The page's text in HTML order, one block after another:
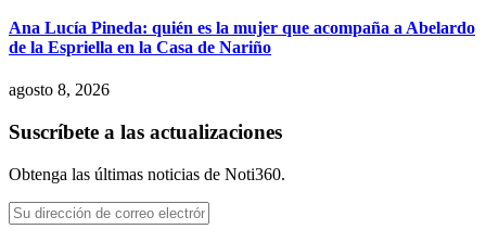
Ana Lucía Pineda: quién es la mujer que acompaña a Abelardo
de la Espriella en la Casa de Nariño
agosto 8, 2026
Suscríbete a las actualizaciones
Obtenga las últimas noticias de Noti360.